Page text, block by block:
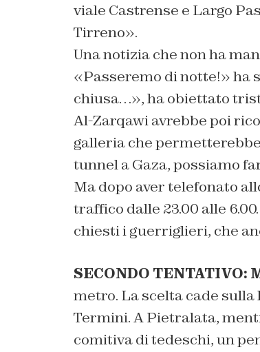
viale Castrense e Largo
Tirreno».
Una notizia che non ha
«Passeremo di notte!» ha
chiusa…», ha obiettato
Al-Zarqawi avrebbe poi
galleria che
tunnel a Gaza, possiamo
Ma dopo aver telefonato
traffico dalle 23.00 alle
chiesti i guerriglieri, che
SECONDO TENTATIVO:
metro. La scelta cade
Termini. A Pietralata,
comitiva di tedeschi, un